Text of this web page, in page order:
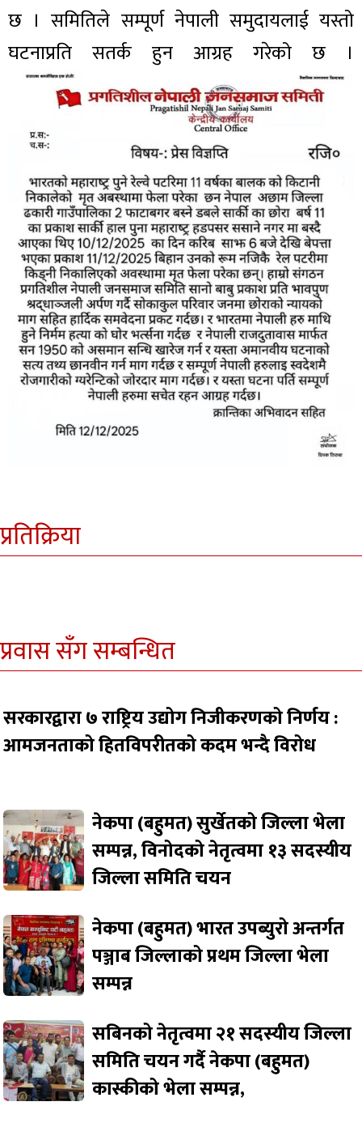
छ । समितिले सम्पूर्ण नेपाली समुदायलाई यस्तो
घटनाप्रति सतर्क हुन आग्रह गरेको छ ।
प्रतिक्रिया
प्रवास सँग सम्बन्धित
सरकारद्वारा ७ राष्ट्रिय उद्योग निजीकरणको निर्णय :
आमजनताको हितविपरीतको कदम भन्दै विरोध
नेकपा (बहुमत) सुर्खेतको जिल्ला भेला
सम्पन्न, विनोदको नेतृत्वमा १३ सदस्यीय
जिल्ला समिति चयन
नेकपा (बहुमत) भारत उपब्युरो अन्तर्गत
पञ्जाब जिल्लाको प्रथम जिल्ला भेला
सम्पन्न
सबिनको नेतृत्वमा २१ सदस्यीय जिल्ला
समिति चयन गर्दै नेकपा (बहुमत)
कास्कीको भेला सम्पन्न,